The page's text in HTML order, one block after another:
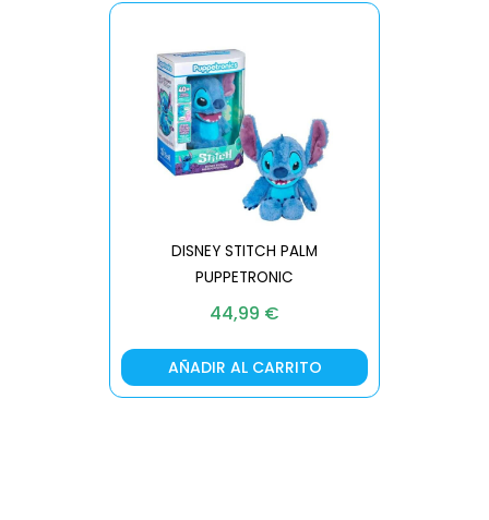
DISNEY STITCH PALM
PUPPETRONIC
44,99 €
AÑADIR AL CARRITO